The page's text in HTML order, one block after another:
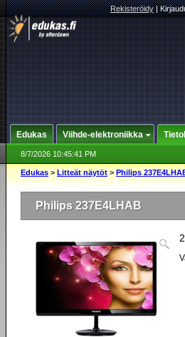
Rekisteröidy|
Edukas Viihde-elektroniikka
8/7/2026 10:45:41 PM
Edukas > Litteät näytöt > Philips
Philips 237E4LHAB